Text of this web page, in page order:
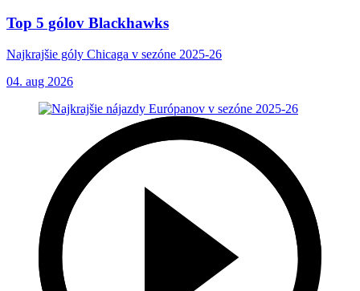
Top 5 gólov Blackhawks
Najkrajšie góly Chicaga v sezóne 2025-26
04. aug 2026